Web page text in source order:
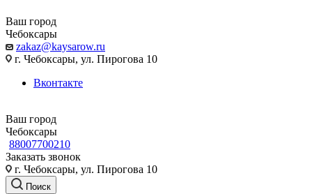
Ваш город
Чебоксары
zakaz@kaysarow.ru
г. Чебоксары, ул. Пирогова 10
Вконтакте
Ваш город
Чебоксары
88007700210
Заказать звонок
г. Чебоксары, ул. Пирогова 10
Поиск